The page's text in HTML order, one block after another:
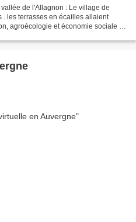
de l'Allagnon : Le village de
. les terrasses en écailles allaient
agroécologie et économie sociale et